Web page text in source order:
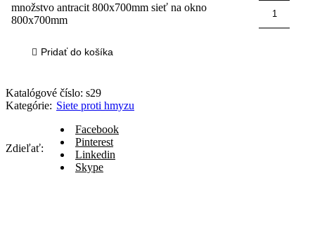
množstvo antracit 800x700mm sieť na okno
800x700mm
Pridať do košíka
Katalógové číslo: s29
Kategórie: Siete proti hmyzu
Zdieľať:
Facebook
Pinterest
Linkedin
Skype